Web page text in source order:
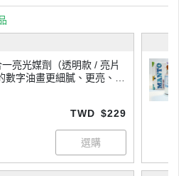
亮光媒劑（透明款 / 亮片
字油畫更細膩、更亮、更
TWD $229